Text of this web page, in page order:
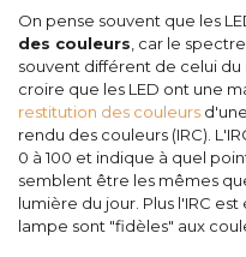
On pense souvent que les
des couleurs , car le
souvent différent de celui du
croire que les LED ont une
restitution des couleurs
rendu des couleurs (IRC).
0 à 100 et indique à quel
semblent être les mêmes
lumière du jour. Plus l'IRC
lampe sont "fidèles" aux